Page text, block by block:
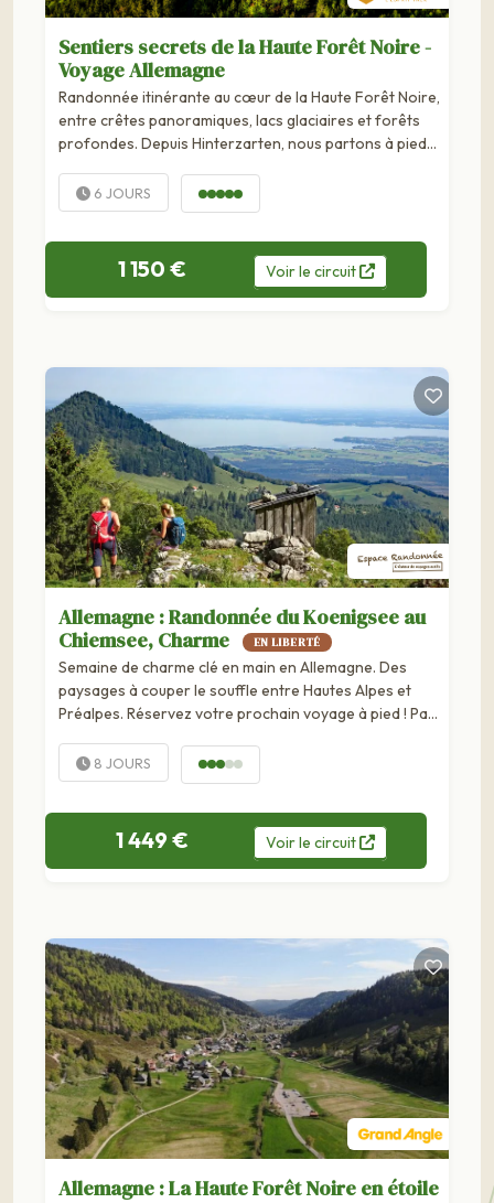
Sentiers secrets de la Haute Forêt Noire -
Voyage Allemagne
Randonnée itinérante au cœur de la Haute Forêt Noire,
entre crêtes panoramiques, lacs glaciaires et forêts
profondes. Depuis Hinterzarten, nous partons à pied
6 JOURS
1 150 € Voirle circuit
Allemagne : Randonnée du Koenigsee au
Chiemsee, Charme
EN LIBERTÉ
Semaine de charme clé en main en Allemagne. Des
paysages à couper le souffle entre Hautes Alpes et
Préalpes. Réservez votre prochain voyage à pied ! Pays
Kilmétrage total : env. 80 km Distance moyenne/jour
: 16 km Niveau de difficulté...
8 JOURS
1 449 € Voirle circuit
Allemagne : La Haute Forêt Noire en étoile